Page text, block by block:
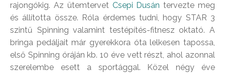
rajongókig. Az ütemtervet Csepi Dusán tervezte meg
és állította össze. Róla érdemes tudni, hogy STAR 3
szintű Spinning valamint testépítés-fitnesz oktató. A
bringa pedáljait már gyerekkora óta lelkesen tapossa,
első Spinning óráján kb. 10 éve vett részt, ahol azonnal
szerelembe esett a sportággal. Közel négy éve